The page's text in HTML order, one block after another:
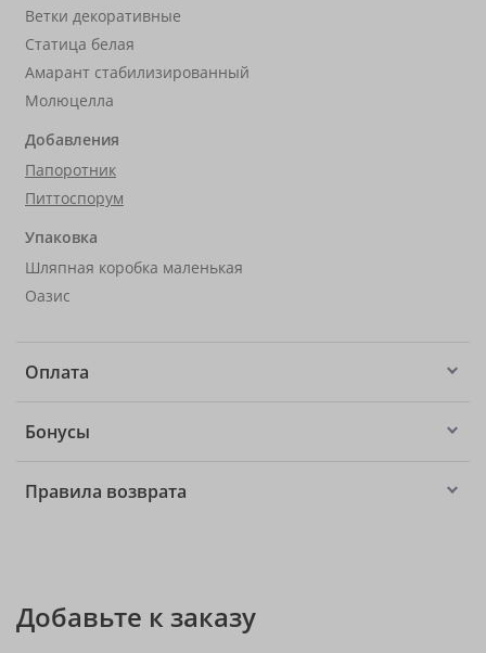
Ветки декоративные
Статица белая
Амарант стабилизированный
Молюцелла
Добавления
Папоротник
Питтоспорум
Упаковка
Шляпная коробка маленькая
Оазис
Оплата
Бонусы
Правила возврата
Добавьте к заказу